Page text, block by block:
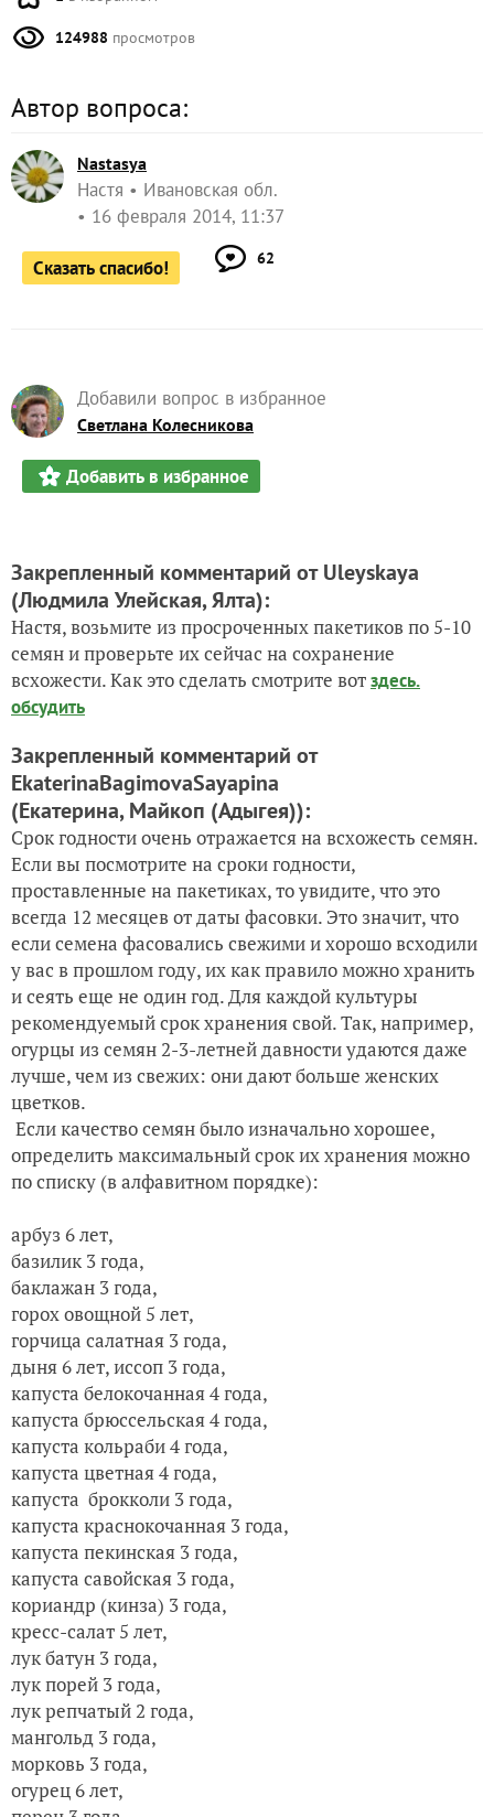
124988 просмотров
Автор вопроса:
Nastasya
Настя
Ивановская обл.
16 февраля 2014, 11:37
Сказать спасибо! 62
Добавили вопрос в избранное
Светлана Колесникова
Добавить в избранное
Закрепленный комментарий от Uleyskaya
(Людмила Улейская, Ялта):
Настя, возьмите из просроченных пакетиков по 5-10
семян и проверьте их сейчас на сохранение
всхожести. Как это сделать смотрите вотздесь.
обсудить
Закрепленный комментарий от
EkaterinaBagimovaSayapina
(Екатерина, Майкоп (Адыгея)):
Срок годности очень отражается на всхожесть семян.
Если вы посмотрите на сроки годности,
проставленные на пакетиках, то увидите, что это
всегда 12 месяцев от даты фасовки. Это значит, что
если семена фасовались свежими и хорошо всходили
у вас в прошлом году, их как правило можно хранить
и сеять еще не один год. Для каждой культуры
рекомендуемый срок хранения свой. Так, например,
огурцы из семян 2-3-летней давности удаются даже
лучше, чем из свежих: они дают больше женских
цветков.
Если качество семян было изначально хорошее,
определить максимальный срок их хранения можно
по списку (в алфавитном порядке):
арбуз 6 лет,
базилик 3 года,
баклажан 3 года,
горох овощной 5 лет,
горчица салатная 3 года,
дыня 6 лет,иссоп 3 года,
капуста белокочанная 4 года,
капуста брюссельская 4 года,
капуста кольраби 4 года,
капуста цветная 4 года,
капуста брокколи 3 года,
капуста краснокочанная 3 года,
капуста пекинская 3 года,
капуста савойская 3 года,
кориандр (кинза) 3 года,
кресс-салат 5 лет,
лук батун 3 года,
лук порей 3 года,
лук репчатый 2 года,
мангольд 3 года,
морковь 3 года,
огурец 6 лет,